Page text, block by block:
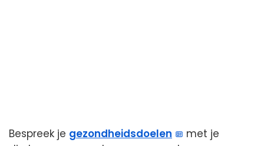
Bespreek je gezondheidsdoelen
met je